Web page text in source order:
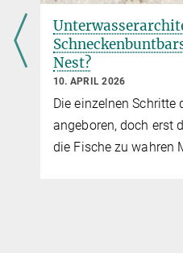
Nest?
10. APRIL 2026
Die einzelnen Schritte
angeboren, doch erst
die Fische zu wahren